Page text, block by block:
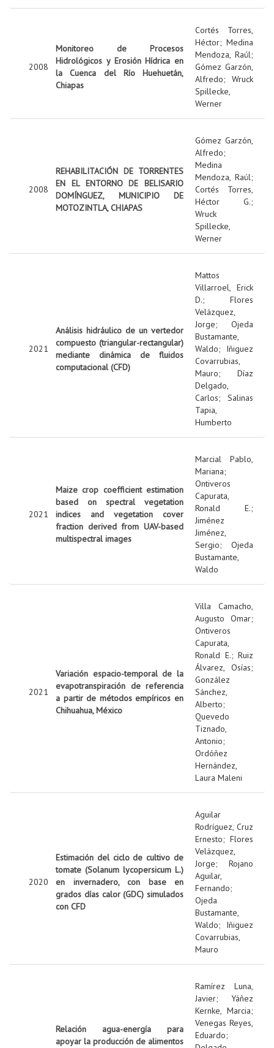
2008
Monitoreo de Procesos
Hidrológicos y Erosión Hídrica en
la Cuenca del Río Huehuetán,
Chiapas
Cortés Torres,
Héctor; Medina
Mendoza, Raúl;
Gómez Garzón,
Alfredo; Wruck
Spillecke,
Werner
2008
REHABILITACIÓN DE TORRENTES
EN EL ENTORNO DE BELISARIO
DOMÍNGUEZ, MUNICIPIO DE
MOTOZINTLA, CHIAPAS
Gómez Garzón,
Alfredo;
Medina
Mendoza, Raúl;
Cortés Torres,
Héctor G.;
Wruck
Spillecke,
Werner
2021
Análisis hidráulico de un vertedor
compuesto (triangular-rectangular)
mediante dinámica de fluidos
computacional (CFD)
Mattos
Villarroel, Erick
D.; Flores
Velázquez,
Jorge; Ojeda
Bustamante,
Waldo; Iñiguez
Covarrubias,
Mauro; Díaz
Delgado,
Carlos; Salinas
Tapia,
Humberto
2021
Maize crop coefficient estimation
based on spectral vegetation
indices and vegetation cover
fraction derived from UAV-based
multispectral images
Marcial Pablo,
Mariana;
Ontiveros
Capurata,
Ronald E.;
Jiménez
Jiménez,
Sergio; Ojeda
Bustamante,
Waldo
2021
Variación espacio-temporal de la
evapotranspiración de referencia
a partir de métodos empíricos en
Chihuahua, México
Villa Camacho,
Augusto Omar;
Ontiveros
Capurata,
Ronald E.; Ruiz
Álvarez, Osías;
González
Sánchez,
Alberto;
Quevedo
Tiznado,
Antonio;
Ordóñez
Hernández,
Laura Maleni
2020
Estimación del ciclo de cultivo de
tomate (Solanum lycopersicum L.)
en invernadero, con base en
grados días calor (GDC) simulados
con CFD
Aguilar
Rodríguez, Cruz
Ernesto; Flores
Velázquez,
Jorge; Rojano
Aguilar,
Fernando;
Ojeda
Bustamante,
Waldo; Iñiguez
Covarrubias,
Mauro
Relación agua-energía para
apoyar la producción de alimentos
Ramírez Luna,
Javier; Yáñez
Kernke, Marcia;
Venegas Reyes,
Eduardo;